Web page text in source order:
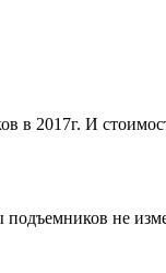
в 2017г. И
подъемников не